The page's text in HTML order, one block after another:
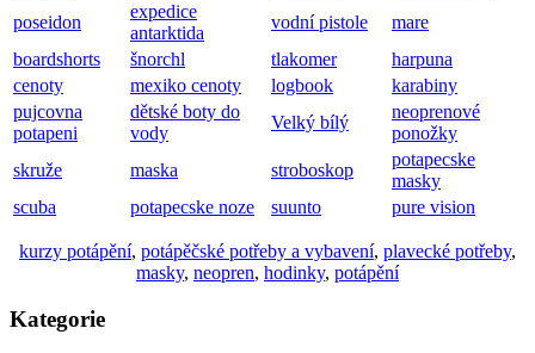
poseidon
expedice
antarktida
vodní pistole
mare
boardshorts
šnorchl tlakomer
harpuna
cenoty
mexiko cenoty logbook
karabiny
pujcovna
potapeni
dětské boty do
vody
Velký bílý
neoprenové
ponožky
skruže
maska stroboskop
potapecske
masky
scuba
potapecske noze suunto pure vision
kurzy potápění, potápěčské potřeby a vybavení, plavecké potřeby,
masky, neopren, hodinky, potápění
Kategorie